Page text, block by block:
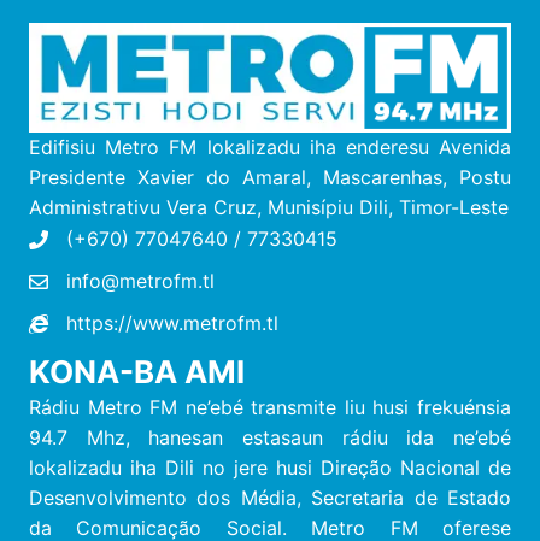
Edifisiu Metro FM lokalizadu iha enderesu Avenida
Presidente Xavier do Amaral, Mascarenhas, Postu
Administrativu Vera Cruz, Munisípiu Dili, Timor-Leste
(+670) 77047640 / 77330415
info@metrofm.tl
https://www.metrofm.tl
KONA-BA AMI
Rádiu Metro FM ne’ebé transmite liu husi frekuénsia
94.7 Mhz, hanesan estasaun rádiu ida ne’ebé
lokalizadu iha Dili no jere husi Direção Nacional de
Desenvolvimento dos Média, Secretaria de Estado
da Comunicação Social. Metro FM oferese